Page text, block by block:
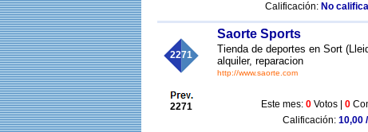
Calificación: No
2271
2271
Saorte Sports
Tienda de deportes en Sort
alquiler, reparacion
http://www.saorte.com
Este mes: 0 Votos | 0
Calificación: 10,00